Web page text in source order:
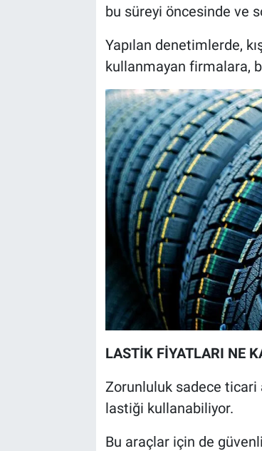
bu süreyi öncesinde ve
Yapılan denetimlerde,
kullanmayan firmalara,
LASTİK FİYATLARI NE
Zorunluluk sadece ticari
lastiği kullanabiliyor.
Bu araçlar için de